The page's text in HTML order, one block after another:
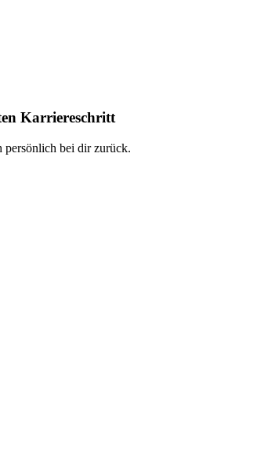
Karriereschritt
persönlich bei dir zurück.